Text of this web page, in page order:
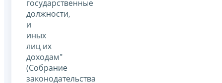
государственные
должности,
и
иных
лиц их
доходам"
(Собрание
законодательства